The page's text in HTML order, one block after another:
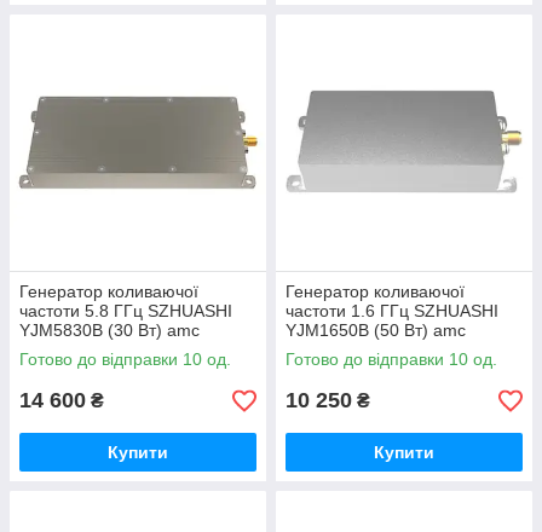
Генератор коливаючої
частоти 5.8 ГГц SZHUASHI
YJM5830B (30 Вт) amc
Готово до відправки 10 од.
14 600 ₴
Купити
Генератор коливаючої
частоти 1.6 ГГц SZHUASHI
YJM1650B (50 Вт) amc
Готово до відправки 10 од.
10 250 ₴
Купити